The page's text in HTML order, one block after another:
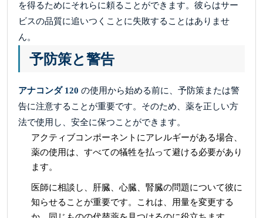
を得るためにそれらに頼ることができます。彼らはサー
ビスの品質に追いつくことに失敗することはありませ
ん。
予防策と警告
アナコンダ 120 の使用から始める前に、予防策または警
告に注意することが重要です。そのため、薬を正しい方
法で使用し、安全に保つことができます。
アクティブコンポーネントにアレルギーがある場合、
薬の使用は、すべての犠牲を払って避ける必要があり
ます。
医師に相談し、肝臓、心臓、腎臓の問題について彼に
知らせることが重要です。これは、用量を変更する